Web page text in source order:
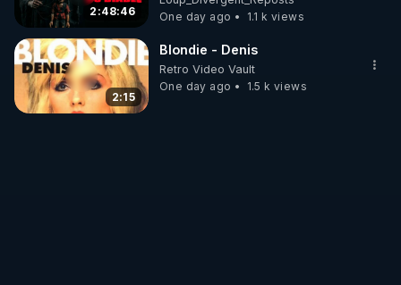
2:48:46
One day ago
1.1 k views
2:15
Blondie - Denis
Retro Video Vault
One day ago
1.5 k views